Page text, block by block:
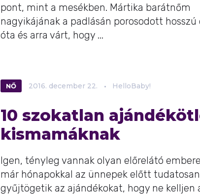
pont, mint a mesékben. Mártika barátnőm
nagyikájának a padlásán porosodott hosszú
óta és arra várt, hogy ...
NŐ 2016. december 22. HelloBaby!
10 szokatlan
kismamáknak
Igen, tényleg vannak olyan előrelátó
már hónapokkal az ünnepek előtt tudatosan
gyűjtögetik az ajándékokat, hogy ne kelljen